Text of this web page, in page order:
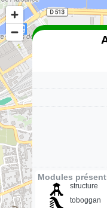
Modules
structure
toboggan